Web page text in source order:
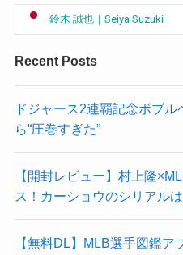
鈴木 誠也｜Seiya Suzuki
Recent Posts
ドジャース2連覇記念ボブ
ら“圧巻すぎた”
【開封レビュー】村上隆
ス！カーショウのシリアル
【無料DL】MLB選手図鑑ア